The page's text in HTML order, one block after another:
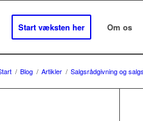
Start væksten her Om os
/ Blog / Artikler / Salgsrådgivning og